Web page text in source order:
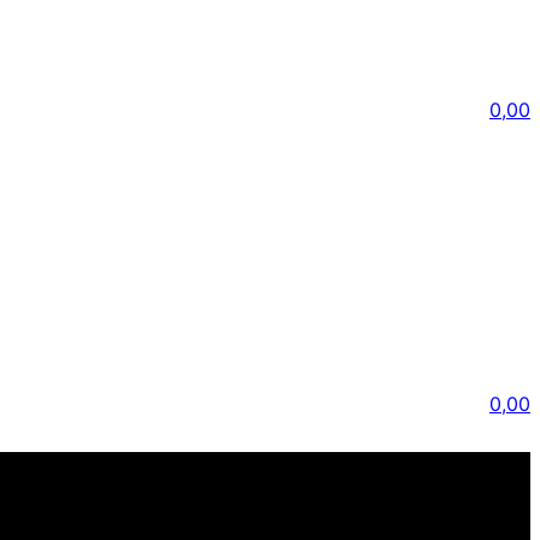
0,00
0,00